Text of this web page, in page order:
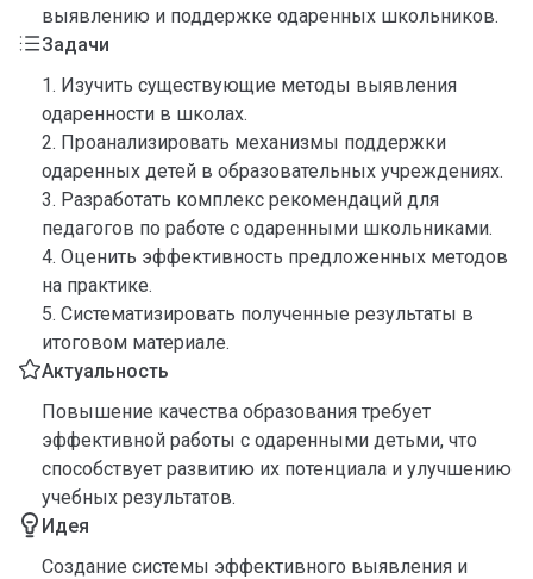
выявлению и поддержке одаренных школьников.
Задачи
1. Изучить существующие методы выявления
одаренности в школах.
2. Проанализировать механизмы поддержки
одаренных детей в образовательных учреждениях.
3. Разработать комплекс рекомендаций для
педагогов по работе с одаренными школьниками.
4. Оценить эффективность предложенных методов
на практике.
5. Систематизировать полученные результаты в
итоговом материале.
Актуальность
Повышение качества образования требует
эффективной работы с одаренными детьми, что
способствует развитию их потенциала и улучшению
учебных результатов.
Идея
Создание системы эффективного выявления и